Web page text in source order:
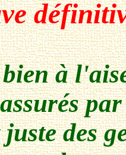
à
des